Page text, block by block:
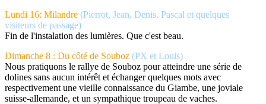
Lundi 16: Milandre (Pierrot, Jean, Denis, Pascal et quelques
visiteurs de passage)
Fin de l'instalation des lumières. Que c'est beau.
Dimanche 8 : Du côté de Souboz (PX et Louis)
Nous pratiquons le rallye de Souboz pour atteindre une série de
dolines sans aucun intérêt et échanger quelques mots avec
respectivement une vieille connaissance du Giambe, une joviale
suisse-allemande, et un sympathique troupeau de vaches.